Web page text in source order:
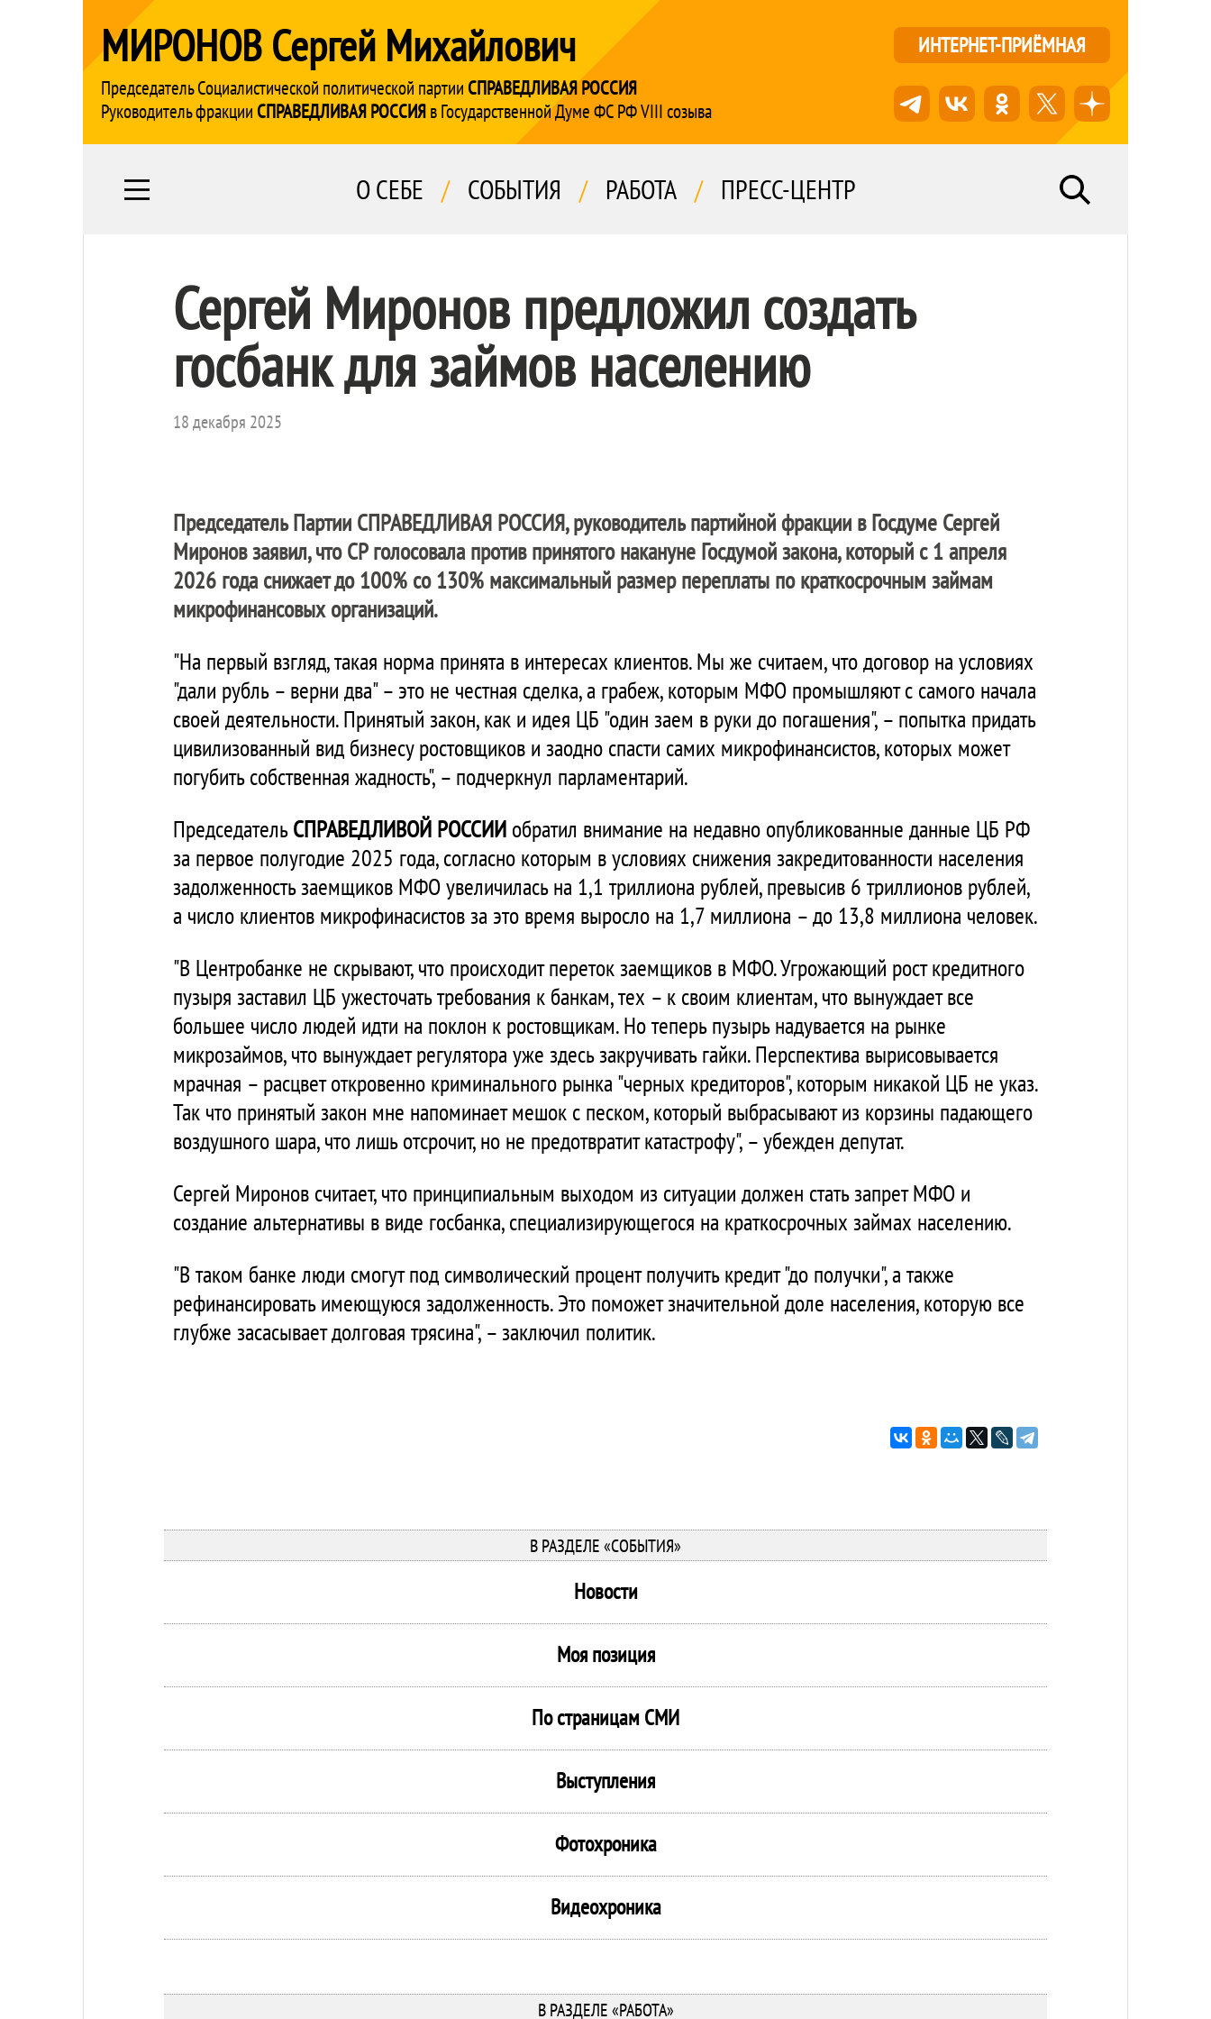
МИРОНОВ Сергей Михайлович
Председатель Социалистической политической партии СПРАВЕДЛИВАЯ РОССИЯ
Руководитель фракции СПРАВЕДЛИВАЯ РОССИЯв Государственной Думе ФС РФ VIII созыва
ИНТЕРНЕТ-ПРИЁМНАЯ
О СЕБЕ / СОБЫТИЯ / РАБОТА / ПРЕСС-ЦЕНТР
Сергей Миронов предложил создать
госбанк для займов населению
18 декабря 2025
Председатель Партии СПРАВЕДЛИВАЯ РОССИЯ, руководитель партийной фракции в Госдуме Сергей
Миронов заявил, что СР голосовала против принятого накануне Госдумой закона, который с 1 апреля
2026 года снижает до 100% со 130% максимальный размер переплаты по краткосрочным займам
микрофинансовых организаций.
"На первый взгляд, такая норма принята в интересах клиентов. Мы же считаем, что договор на условиях
"дали рубль – верни два" – это не честная сделка, а грабеж, которым МФО промышляют с самого начала
своей деятельности. Принятый закон, как и идея ЦБ "один заем в руки до погашения", – попытка придать
цивилизованный вид бизнесу ростовщиков и заодно спасти самих микрофинансистов, которых может
погубить собственная жадность", – подчеркнул парламентарий.
ПредседательСПРАВЕДЛИВОЙ РОССИИ обратил внимание на недавно опубликованные данные ЦБ РФ
за первое полугодие 2025 года, согласно которым в условиях снижения закредитованности населения
задолженность заемщиков МФО увеличилась на 1,1 триллиона рублей, превысив 6 триллионов рублей,
а число клиентов микрофинасистов за это время выросло на 1,7 миллиона – до 13,8 миллиона человек.
"В Центробанке не скрывают, что происходит переток заемщиков в МФО. Угрожающий рост кредитного
пузыря заставил ЦБ ужесточать требования к банкам, тех – к своим клиентам, что вынуждает все
большее число людей идти на поклон к ростовщикам. Но теперь пузырь надувается на рынке
микрозаймов, что вынуждает регулятора уже здесь закручивать гайки. Перспектива вырисовывается
мрачная – расцвет откровенно криминального рынка "черных кредиторов", которым никакой ЦБ не указ.
Так что принятый закон мне напоминает мешок с песком, который выбрасывают из корзины падающего
воздушного шара, что лишь отсрочит, но не предотвратит катастрофу", – убежден депутат.
Сергей Миронов считает, что принципиальным выходом из ситуации должен стать запрет МФО и
создание альтернативы в виде госбанка, специализирующегося на краткосрочных займах населению.
"В таком банке люди смогут под символический процент получить кредит "до получки", а также
рефинансировать имеющуюся задолженность. Это поможет значительной доле населения, которую все
глубже засасывает долговая трясина", – заключил политик.
В РАЗДЕЛЕ «СОБЫТИЯ»
Новости
Моя позиция
По страницам СМИ
Выступления
Фотохроника
Видеохроника
В РАЗДЕЛЕ «РАБОТА»